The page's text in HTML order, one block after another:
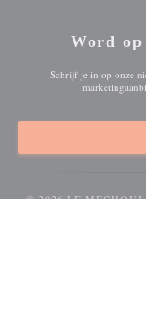
Word op
Schrijf je in op onze
© 2026 LE MECHOUI